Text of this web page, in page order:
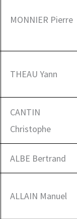
MONNIER Pierre
THEAU Yann
CANTIN
Christophe
ALBE Bertrand
ALLAIN Manuel